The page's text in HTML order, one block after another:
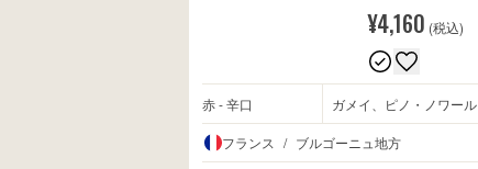
¥4,160 (税込)
赤 - 辛口 ガメイ、ピノ・ノワール
フランス / ブルゴーニュ地方